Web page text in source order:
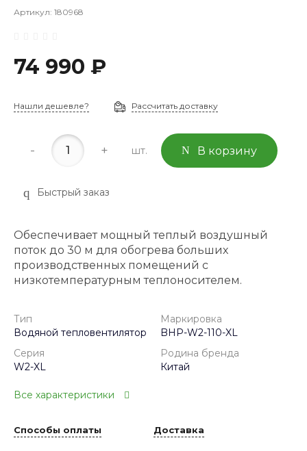
Артикул: 180968
74 990 ₽
Нашли дешевле? Рассчитать доставку
- + шт. В корзину
Быстрый заказ
Обеспечивает мощный теплый воздушный
поток до 30 м для обогрева больших
производственных помещений с
низкотемпературным теплоносителем.
Тип
Водяной тепловентилятор
Маркировка
BHP-W2-110-XL
Серия
W2-XL
Родина бренда
Китай
Все характеристики
Способы оплаты Доставка